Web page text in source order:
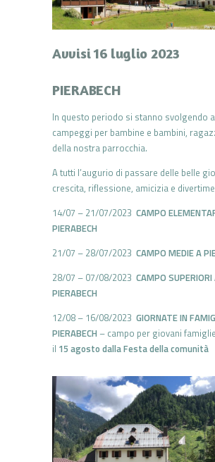
Avvisi 16 luglio 2023
PIERABECH
In questo periodo si stanno svolgendo
campeggi per bambine e bambini,
della nostra parrocchia.
A tutti l’augurio di passare delle belle
crescita, riflessione, amicizia e
14/07 – 21/07/2023 CAMPO
PIERABECH
21/07 – 28/07/2023 CAMPO MEDIE A
28/07 – 07/08/2023 CAMPO SUPERIORI
PIERABECH
12/08 – 16/08/2023 GIORNATE IN
PIERABECH – campo per giovani
il 15 agosto dalla Festa della comunità